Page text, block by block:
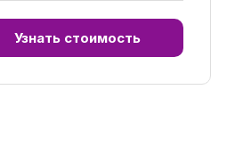
Узнать стоимость